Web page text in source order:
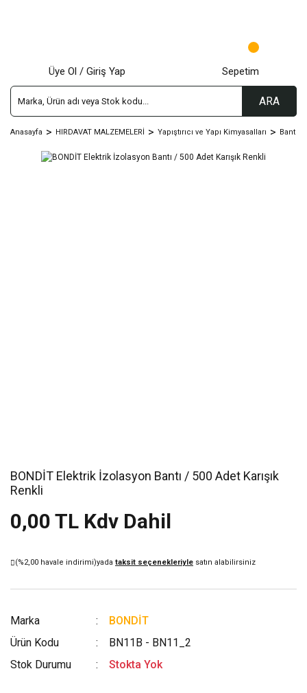
ARA
Üye Ol / Giriş Yap Sepetim
Anasayfa HIRDAVAT MALZEMELERİ Yapıştırıcı ve Yapı Kimyasalları Bant
BONDİT Elektrik İzolasyon Bantı / 500 Adet Karışık
Renkli
0,00 TL Kdv Dahil
(%2,00 havale indirimi)yada taksit seçenekleriyle satın alabilirsiniz
Marka
BONDİT
Ürün Kodu
BN11B - BN11_2
Stok Durumu
Stokta Yok